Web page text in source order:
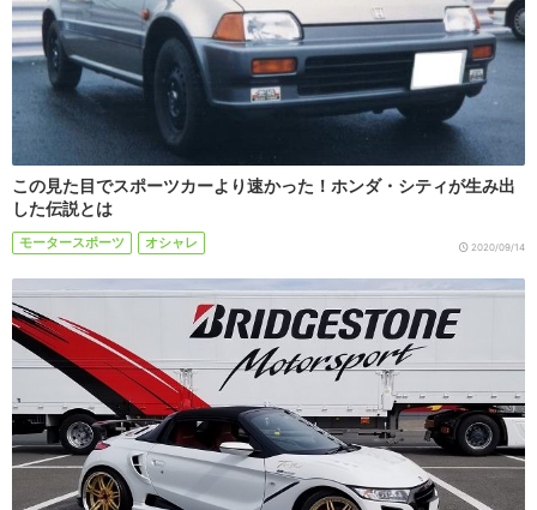
この見た目でスポーツカーより速かった！ホンダ・シティが生み出
した伝説とは
モータースポーツ オシャレ 2020/09/14